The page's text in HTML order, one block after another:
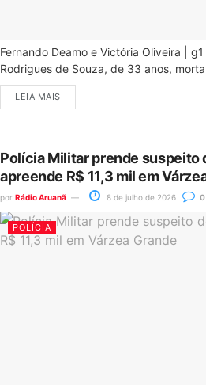
Fernando Deamo e Victória Oliveira |
Rodrigues de Souza, de 33 anos,
LEIA MAIS
Polícia Militar prende suspeito
apreende R$ 11,3 mil em
por Rádio Aruanã 8 de julho de 2026 0
POLÍCIA